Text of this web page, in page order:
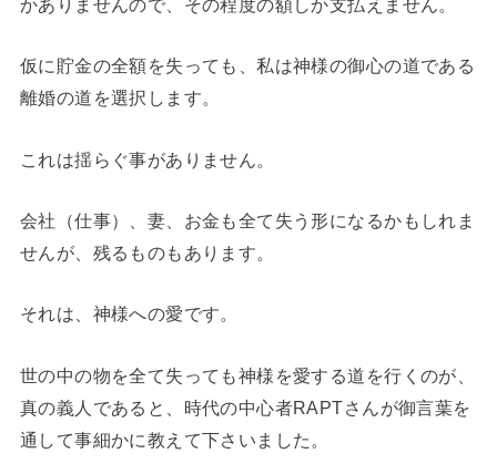
かありませんので、その程度の額しか支払えません。
仮に貯金の全額を失っても、私は神様の御心の道である
離婚の道を選択します。
これは揺らぐ事がありません。
会社（仕事）、妻、お金も全て失う形になるかもしれま
せんが、残るものもあります。
それは、神様への愛です。
世の中の物を全て失っても神様を愛する道を行くのが、
真の義人であると、時代の中心者RAPTさんが御言葉を
通して事細かに教えて下さいました。